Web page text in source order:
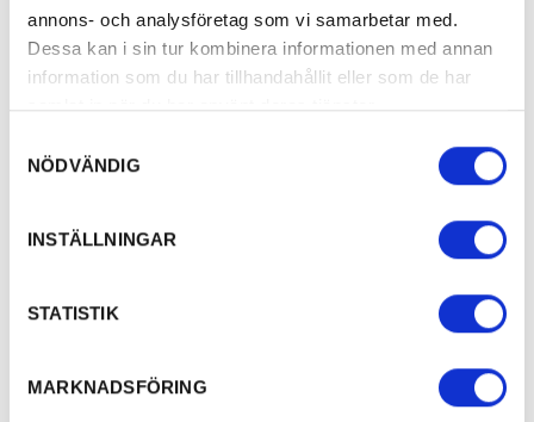
annons- och analysföretag som vi samarbetar med.
Dessa kan i sin tur kombinera informationen med annan
information som du har tillhandahållit eller som de har
samlat in när du har använt deras tjänster.
NÖDVÄNDIG
INSTÄLLNINGAR
STATISTIK
MARKNADSFÖRING